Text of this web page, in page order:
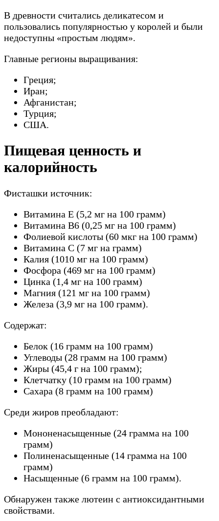
В древности считались деликатесом и
пользовались популярностью у королей и были
недоступны «простым людям».
Главные регионы выращивания:
Греция;
Иран;
Афганистан;
Турция;
США.
Пищевая ценность и
калорийность
Фисташки источник:
Витамина Е (5,2 мг на 100 грамм)
Витамина B6 (0,25 мг на 100 грамм)
Фолиевой кислоты (60 мкг на 100 грамм)
Витамина С (7 мг на грамм)
Калия (1010 мг на 100 грамм)
Фосфора (469 мг на 100 грамм)
Цинка (1,4 мг на 100 грамм)
Магния (121 мг на 100 грамм)
Железа (3,9 мг на 100 грамм).
Содержат:
Белок (16 грамм на 100 грамм)
Углеводы (28 грамм на 100 грамм)
Жиры (45,4 г на 100 грамм);
Клетчатку (10 грамм на 100 грамм)
Сахара (8 грамм на 100 грамм)
Среди жиров преобладают:
Мононенасыщенные (24 грамма на 100
грамм)
Полиненасыщенные (14 грамма на 100
грамм)
Насыщенные (6 грамм на 100 грамм).
Обнаружен также лютеин с антиоксидантными
свойствами.